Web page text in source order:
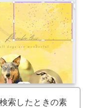
索したときの素